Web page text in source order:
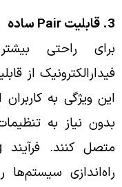
3. قابلیت Pair ساده
برای راحتی
این ویژگی به
بدون نیاز به
راه‌اندازی